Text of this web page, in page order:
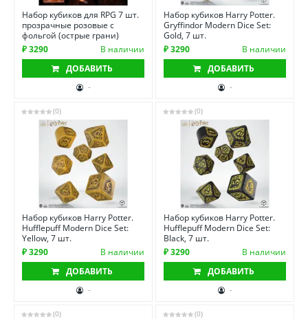
Набор кубиков для RPG 7 шт.
прозрачные розовые с
фольгой (острые грани)
₽ 3290
В наличии
ДОБАВИТЬ
-
Набор кубиков Harry Potter.
Gryffindor Modern Dice Set:
Gold, 7 шт.
₽ 3290
В наличии
ДОБАВИТЬ
-
(0)
Набор кубиков Harry Potter.
Hufflepuff Modern Dice Set:
Yellow, 7 шт.
₽ 3290
В наличии
ДОБАВИТЬ
-
(0)
Набор кубиков Harry Potter.
Hufflepuff Modern Dice Set:
Black, 7 шт.
₽ 3290
В наличии
ДОБАВИТЬ
-
(0) (0)